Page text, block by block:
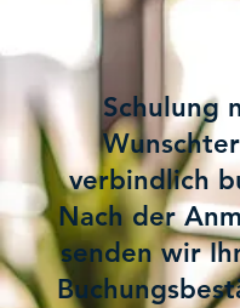
Schulung
verbindlich
Nach der
senden wir